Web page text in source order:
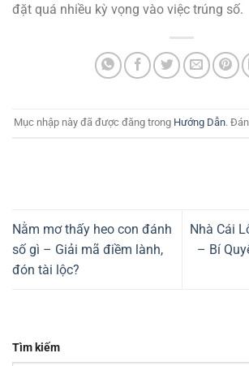
đặt quá nhiều kỳ vọng vào việc trúng số.
Mục nhập này đã được đăng trong Hướng Dẫn.
Nằm mơ thấy heo con đánh
số gì – Giải mã điềm lành,
đón tài lộc?
Nhà Cái
– Bí
Tìm kiếm